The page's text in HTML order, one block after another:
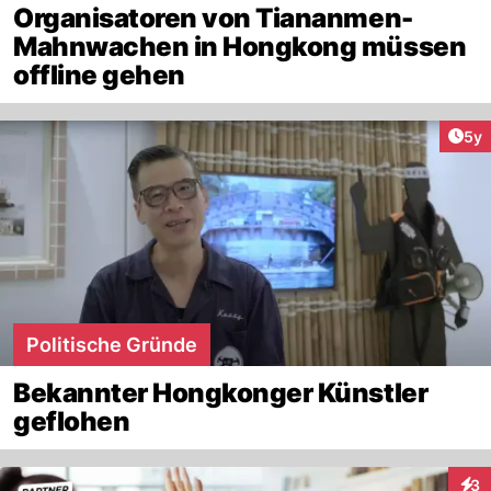
Organisatoren von Tiananmen-
Mahnwachen in Hongkong müssen
offline gehen
5y
Politische Gründe
Bekannter Hongkonger Künstler
geflohen
3